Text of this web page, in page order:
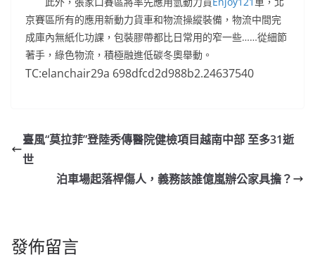
京賽區所有的應用新動力貨車和物流操縱裝備，物流中間完
成庫內無紙化功課，包裝膠帶都比日常用的窄一些……從細節
著手，綠色物流，積極融進低碳冬奧舉動。
TC:elanchair29a 698dfcd2d988b2.24637540
臺風“莫拉菲”登陸秀傳醫院健檢項目越南中部 至多31逝
世
泊車場起落桿傷人，義務該誰億嵐辦公家具擔？
發佈留言